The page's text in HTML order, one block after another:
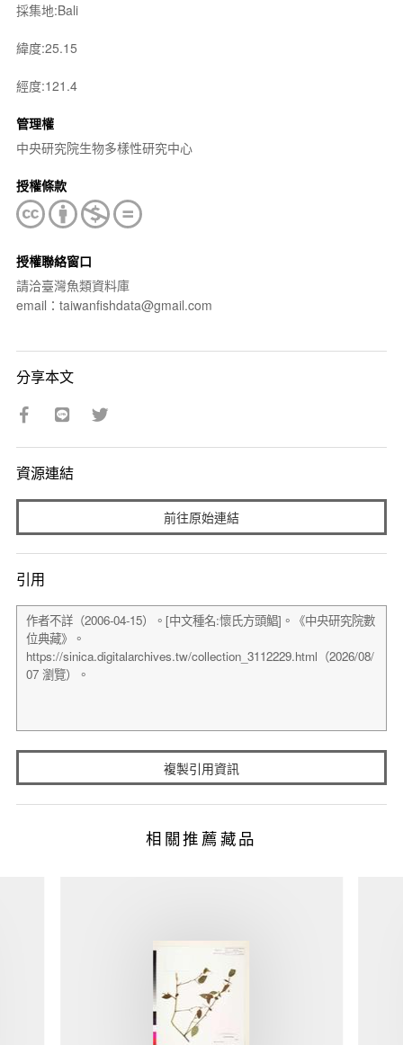
採集地:Bali
緯度:25.15
經度:121.4
管理權
中央研究院生物多樣性研究中心
授權條款
授權聯絡窗口
請洽臺灣魚類資料庫
email：taiwanfishdata@gmail.com
分享本文
資源連結
前往原始連結
引用
複製引用資訊
相關推薦藏品